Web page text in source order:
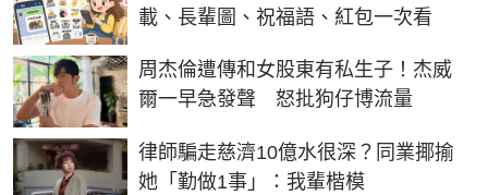
載、長輩圖、祝福語、紅包一次看
周杰倫遭傳和女股東有私生子！杰威
爾一早急發聲 怒批狗仔博流量
律師騙走慈濟10億水很深？同業揶揄
她「勤做1事」：我輩楷模